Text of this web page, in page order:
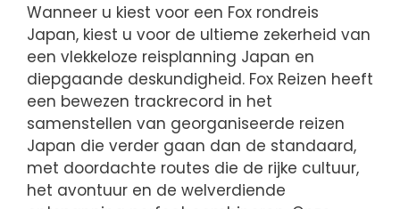
Wanneer u kiest voor een Fox rondreis
Japan, kiest u voor de ultieme zekerheid van
een vlekkeloze reisplanning Japan en
diepgaande deskundigheid. Fox Reizen heeft
een bewezen trackrecord in het
samenstellen van georganiseerde reizen
Japan die verder gaan dan de standaard,
met doordachte routes die de rijke cultuur,
het avontuur en de welverdiende